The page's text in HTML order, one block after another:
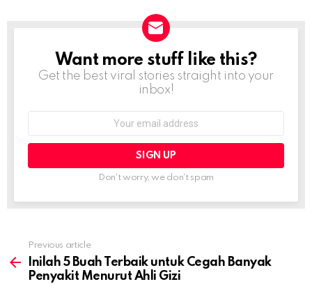
NEWSLETTER
Want more stuff like this?
Get the best viral stories straight into your
inbox!
Don't worry, we don't spam
more
Previous article
Inilah 5 Buah Terbaik untuk Cegah Banyak
Penyakit Menurut Ahli Gizi